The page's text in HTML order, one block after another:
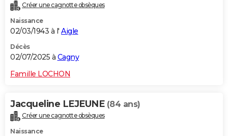
Créer une cagnotte obsèques
Naissance
02/03/1943 à l' Aigle
Décès
02/07/2025 à Cagny
Famille LOCHON
Jacqueline LEJEUNE (84 ans)
Créer une cagnotte obsèques
Naissance